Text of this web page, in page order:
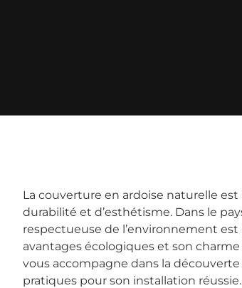
La couverture en ardoise naturelle
durabilité et d’esthétisme. Dans le
respectueuse de l’environnement est
avantages écologiques et son
vous accompagne dans la
pratiques pour son installation réussie.